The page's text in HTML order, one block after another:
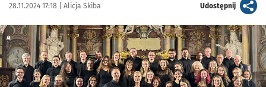
Data publikacji:
28.11.2024 17:18 | Autor:
Alicja Skiba Udostępnijartykuł
Kliknij, aby powiększyć